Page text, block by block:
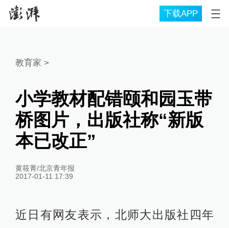
下载APP
教育家 >
小学教材配错颐和园玉带
桥图片，出版社称“新版
本已改正”
黄筱菁/北京青年报
2017-01-11 17:39
近日有网友表示，北师大出版社四年